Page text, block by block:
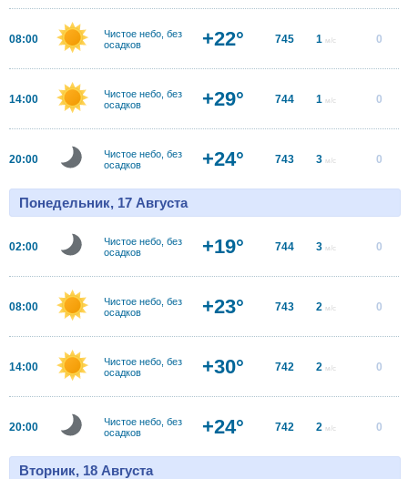
08:00
Чистое небо, без
осадков
+22° 745 1 м/с 0
14:00
Чистое небо, без
осадков
+29° 744 1 м/с 0
20:00
Чистое небо, без
осадков
+24° 743 3 м/с 0
Понедельник, 17 Августа
02:00
Чистое небо, без
осадков
+19° 744 3 м/с 0
08:00
Чистое небо, без
осадков
+23° 743 2 м/с 0
14:00
Чистое небо, без
осадков
+30° 742 2 м/с 0
20:00
Чистое небо, без
осадков
+24° 742 2 м/с 0
Вторник, 18 Августа